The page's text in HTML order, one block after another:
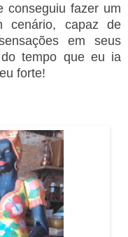
conseguiu fazer um
cenário, capaz de
em seus
tempo que eu ia
forte!